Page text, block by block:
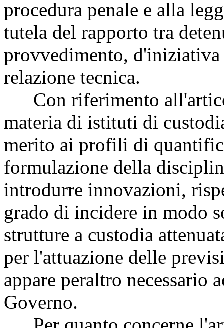
procedura penale e alla
tutela del rapporto tra
provvedimento, d'iniziativa
relazione tecnica.
Con riferimento
materia di istituti di
merito ai profili di
formulazione della
introdurre innovazioni,
grado di incidere in modo
strutture a custodia
per l'attuazione delle
appare peraltro necessario
Governo.